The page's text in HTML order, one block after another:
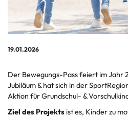
19.01.2026
Der Bewegungs-Pass feiert im Jahr
Jubiläum & hat sich in der
Aktion für Grundschul- &
Ziel des Projekts ist es, Kinder zu